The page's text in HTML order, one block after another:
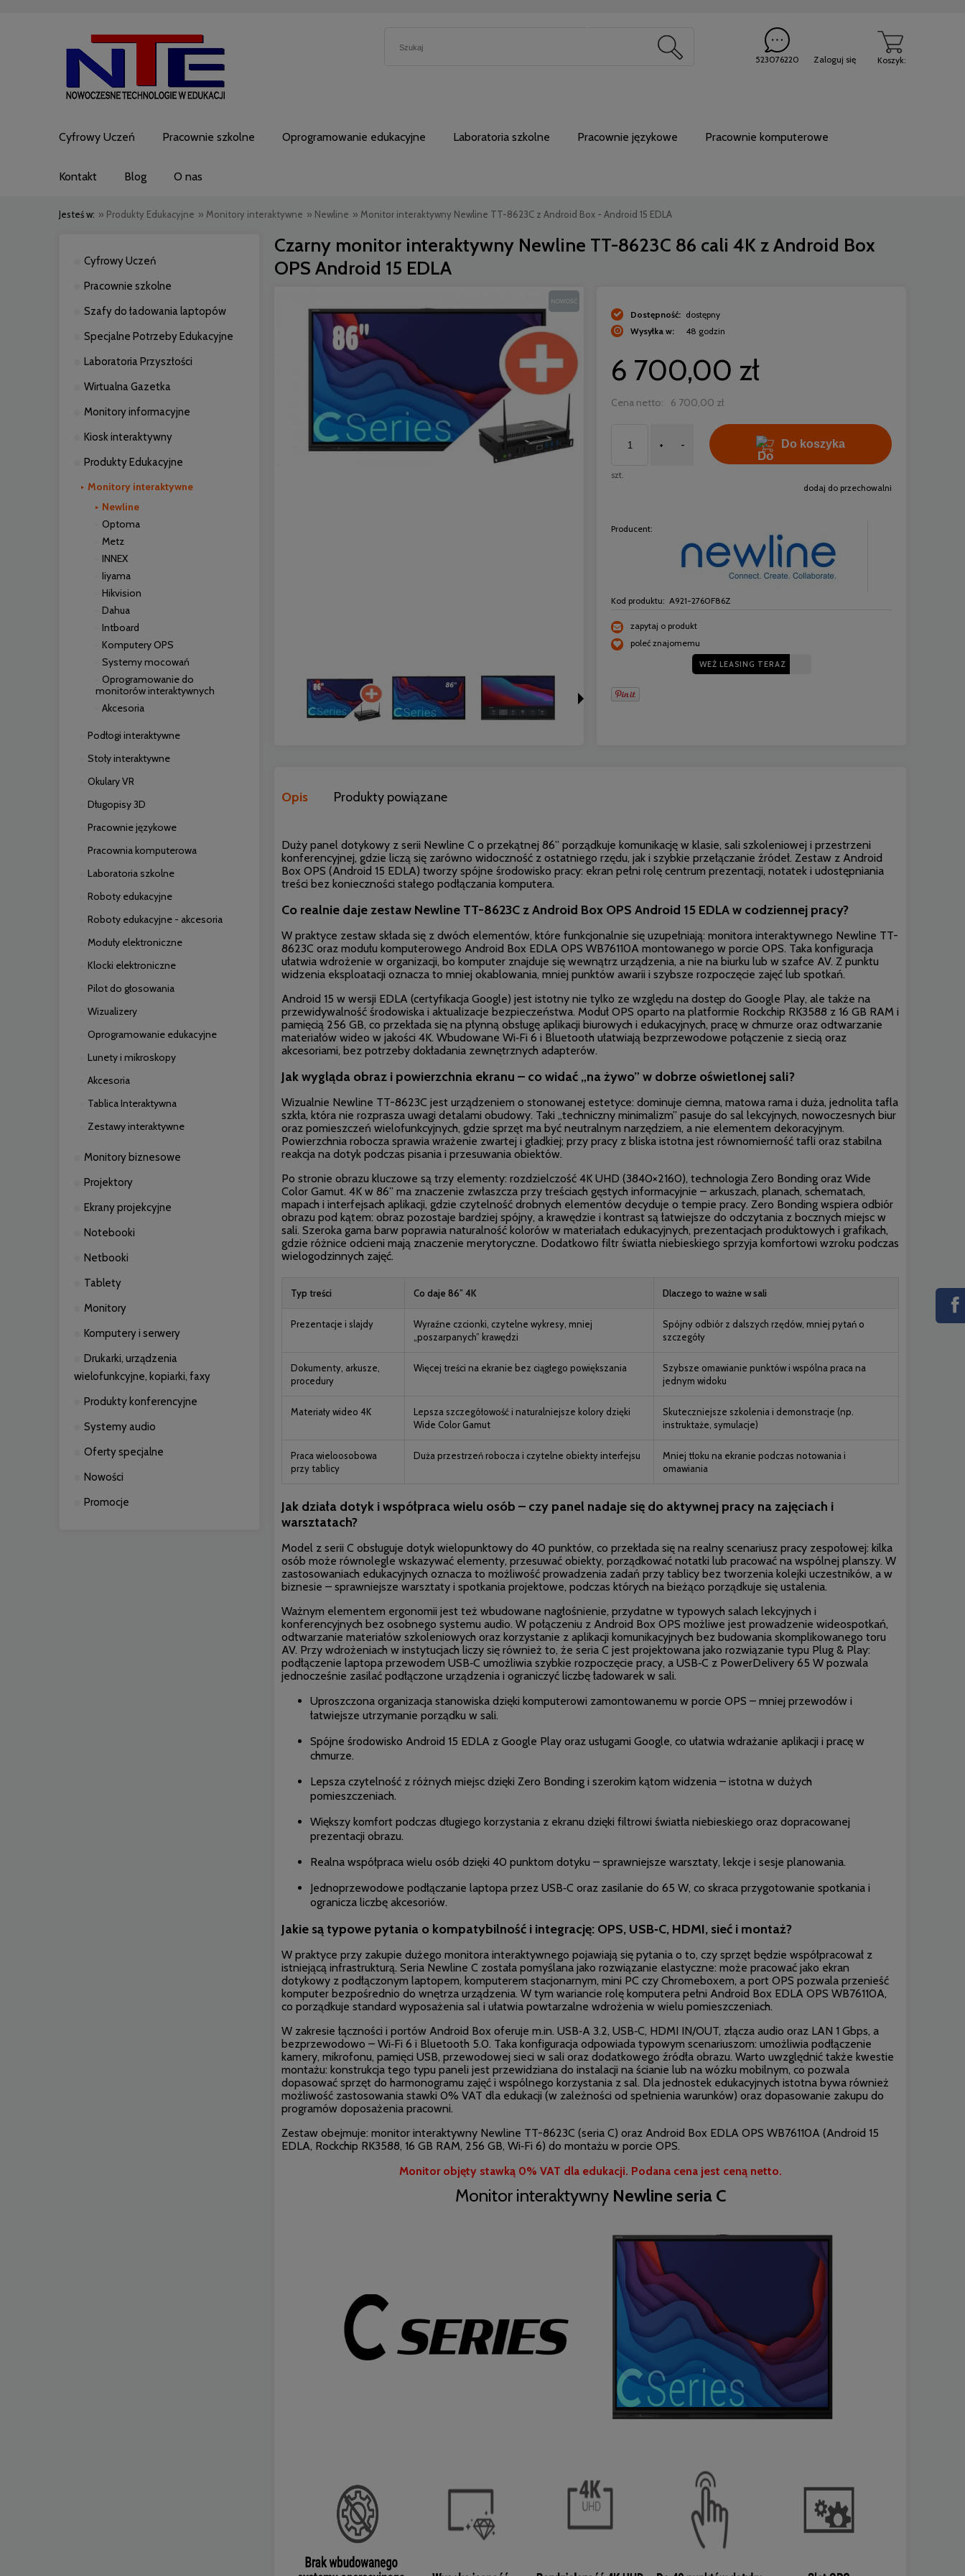
Koszyk:
523076220 Zaloguj się
Cyfrowy Uczeń Pracownie szkolne Oprogramowanie edukacyjne Laboratoria szkolne Pracownie językowe Pracownie komputerowe
Kontakt Blog O nas
Jesteś w: » Produkty Edukacyjne » Monitory interaktywne » Newline » Monitor interaktywny Newline TT-8623C z Android Box - Android 15 EDLA
Cyfrowy Uczeń
Pracownie szkolne
Szafy do ładowania laptopów
Specjalne Potrzeby Edukacyjne
Laboratoria Przyszłości
Wirtualna Gazetka
Monitory informacyjne
Kiosk interaktywny
Produkty Edukacyjne
Monitory interaktywne
Newline
Optoma
Metz
INNEX
Iiyama
Hikvision
Dahua
Intboard
Komputery OPS
Systemy mocowań
Oprogramowanie do
monitorów interaktywnych
Akcesoria
Podłogi interaktywne
Stoły interaktywne
Okulary VR
Długopisy 3D
Pracownie językowe
Pracownia komputerowa
Laboratoria szkolne
Roboty edukacyjne
Roboty edukacyjne - akcesoria
Moduły elektroniczne
Klocki elektroniczne
Pilot do głosowania
Wizualizery
Oprogramowanie edukacyjne
Lunety i mikroskopy
Akcesoria
Tablica Interaktywna
Zestawy interaktywne
Monitory biznesowe
Projektory
Ekrany projekcyjne
Notebooki
Netbooki
Tablety
Monitory
Komputery i serwery
Drukarki, urządzenia
wielofunkcyjne, kopiarki, faxy
Produkty konferencyjne
Systemy audio
Oferty specjalne
Nowości
Promocje
Czarny monitor interaktywny Newline TT-8623C 86 cali 4K z Android Box
OPS Android 15 EDLA
NOWOŚĆ
Dostępność: dostępny
Wysyłka w:
48 godzin
6 700,00 zł
Cena netto: 6 700,00 zł
+ -
szt.
Do koszyka
dodaj do przechowalni
Producent:
Kod produktu: A921-2760F86Z
zapytaj o produkt
poleć znajomemu
WEŹ LEASING TERAZ
Opis Produkty powiązane
Duży panel dotykowy z serii Newline C o przekątnej 86” porządkuje komunikację w klasie, sali szkoleniowej i przestrzeni
konferencyjnej, gdzie liczą się zarówno widoczność z ostatniego rzędu, jak i szybkie przełączanie źródeł. Zestaw z Android
Box OPS (Android 15 EDLA) tworzy spójne środowisko pracy: ekran pełni rolę centrum prezentacji, notatek i udostępniania
treści bez konieczności stałego podłączania komputera.
Co realnie daje zestaw Newline TT-8623C z Android Box OPS Android 15 EDLA w codziennej pracy?
W praktyce zestaw składa się z dwóch elementów, które funkcjonalnie się uzupełniają: monitora interaktywnego Newline TT-
8623C oraz modułu komputerowego Android Box EDLA OPS WB76110A montowanego w porcie OPS. Taka konfiguracja
ułatwia wdrożenie w organizacji, bo komputer znajduje się wewnątrz urządzenia, a nie na biurku lub w szafce AV. Z punktu
widzenia eksploatacji oznacza to mniej okablowania, mniej punktów awarii i szybsze rozpoczęcie zajęć lub spotkań.
Android 15 w wersji EDLA (certyfikacja Google) jest istotny nie tylko ze względu na dostęp do Google Play, ale także na
przewidywalność środowiska i aktualizacje bezpieczeństwa. Moduł OPS oparto na platformie Rockchip RK3588 z 16 GB RAM i
pamięcią 256 GB, co przekłada się na płynną obsługę aplikacji biurowych i edukacyjnych, pracę w chmurze oraz odtwarzanie
materiałów wideo w jakości 4K. Wbudowane Wi‑Fi 6 i Bluetooth ułatwiają bezprzewodowe połączenie z siecią oraz
akcesoriami, bez potrzeby dokładania zewnętrznych adapterów.
Jak wygląda obraz i powierzchnia ekranu – co widać „na żywo” w dobrze oświetlonej sali?
Wizualnie Newline TT-8623C jest urządzeniem o stonowanej estetyce: dominuje ciemna, matowa rama i duża, jednolita tafla
szkła, która nie rozprasza uwagi detalami obudowy. Taki „techniczny minimalizm” pasuje do sal lekcyjnych, nowoczesnych biur
oraz pomieszczeń wielofunkcyjnych, gdzie sprzęt ma być neutralnym narzędziem, a nie elementem dekoracyjnym.
Powierzchnia robocza sprawia wrażenie zwartej i gładkiej; przy pracy z bliska istotna jest równomierność tafli oraz stabilna
reakcja na dotyk podczas pisania i przesuwania obiektów.
Po stronie obrazu kluczowe są trzy elementy: rozdzielczość 4K UHD (3840×2160), technologia Zero Bonding oraz Wide
Color Gamut. 4K w 86” ma znaczenie zwłaszcza przy treściach gęstych informacyjnie – arkuszach, planach, schematach,
mapach i interfejsach aplikacji, gdzie czytelność drobnych elementów decyduje o tempie pracy. Zero Bonding wspiera odbiór
obrazu pod kątem: obraz pozostaje bardziej spójny, a krawędzie i kontrast są łatwiejsze do odczytania z bocznych miejsc w
sali. Szeroka gama barw poprawia naturalność kolorów w materiałach edukacyjnych, prezentacjach produktowych i grafikach,
gdzie różnice odcieni mają znaczenie merytoryczne. Dodatkowo filtr światła niebieskiego sprzyja komfortowi wzroku podczas
wielogodzinnych zajęć.
Typ treści Co daje 86” 4K Dlaczego to ważne w sali
Prezentacje i slajdy
Wyraźne czcionki, czytelne wykresy, mniej
„poszarpanych” krawędzi
Spójny odbiór z dalszych rzędów, mniej pytań o
szczegóły
Dokumenty, arkusze,
procedury
Więcej treści na ekranie bez ciągłego powiększania
Szybsze omawianie punktów i wspólna praca na
jednym widoku
Materiały wideo 4K
Lepsza szczegółowość i naturalniejsze kolory dzięki
Wide Color Gamut
Skuteczniejsze szkolenia i demonstracje (np.
instruktaże, symulacje)
Praca wieloosobowa
przy tablicy
Duża przestrzeń robocza i czytelne obiekty interfejsu
Mniej tłoku na ekranie podczas notowania i
omawiania
Jak działa dotyk i współpraca wielu osób – czy panel nadaje się do aktywnej pracy na zajęciach i
warsztatach?
Model z serii C obsługuje dotyk wielopunktowy do 40 punktów, co przekłada się na realny scenariusz pracy zespołowej: kilka
osób może równolegle wskazywać elementy, przesuwać obiekty, porządkować notatki lub pracować na wspólnej planszy. W
zastosowaniach edukacyjnych oznacza to możliwość prowadzenia zadań przy tablicy bez tworzenia kolejki uczestników, a w
biznesie – sprawniejsze warsztaty i spotkania projektowe, podczas których na bieżąco porządkuje się ustalenia.
Ważnym elementem ergonomii jest też wbudowane nagłośnienie, przydatne w typowych salach lekcyjnych i
konferencyjnych bez osobnego systemu audio. W połączeniu z Android Box OPS możliwe jest prowadzenie wideospotkań,
odtwarzanie materiałów szkoleniowych oraz korzystanie z aplikacji komunikacyjnych bez budowania skomplikowanego toru
AV. Przy wdrożeniach w instytucjach liczy się również to, że seria C jest projektowana jako rozwiązanie typu Plug & Play:
podłączenie laptopa przewodem USB‑C umożliwia szybkie rozpoczęcie pracy, a USB‑C z PowerDelivery 65 W pozwala
jednocześnie zasilać podłączone urządzenia i ograniczyć liczbę ładowarek w sali.
Uproszczona organizacja stanowiska dzięki komputerowi zamontowanemu w porcie OPS – mniej przewodów i
łatwiejsze utrzymanie porządku w sali.
Spójne środowisko Android 15 EDLA z Google Play oraz usługami Google, co ułatwia wdrażanie aplikacji i pracę w
chmurze.
Lepsza czytelność z różnych miejsc dzięki Zero Bonding i szerokim kątom widzenia – istotna w dużych
pomieszczeniach.
Większy komfort podczas długiego korzystania z ekranu dzięki filtrowi światła niebieskiego oraz dopracowanej
prezentacji obrazu.
Realna współpraca wielu osób dzięki 40 punktom dotyku – sprawniejsze warsztaty, lekcje i sesje planowania.
Jednoprzewodowe podłączanie laptopa przez USB‑C oraz zasilanie do 65 W, co skraca przygotowanie spotkania i
ogranicza liczbę akcesoriów.
Jakie są typowe pytania o kompatybilność i integrację: OPS, USB‑C, HDMI, sieć i montaż?
W praktyce przy zakupie dużego monitora interaktywnego pojawiają się pytania o to, czy sprzęt będzie współpracował z
istniejącą infrastrukturą. Seria Newline C została pomyślana jako rozwiązanie elastyczne: może pracować jako ekran
dotykowy z podłączonym laptopem, komputerem stacjonarnym, mini PC czy Chromeboxem, a port OPS pozwala przenieść
komputer bezpośrednio do wnętrza urządzenia. W tym wariancie rolę komputera pełni Android Box EDLA OPS WB76110A,
co porządkuje standard wyposażenia sal i ułatwia powtarzalne wdrożenia w wielu pomieszczeniach.
W zakresie łączności i portów Android Box oferuje m.in. USB‑A 3.2, USB‑C, HDMI IN/OUT, złącza audio oraz LAN 1 Gbps, a
bezprzewodowo – Wi‑Fi 6 i Bluetooth 5.0. Taka konfiguracja odpowiada typowym scenariuszom: umożliwia podłączenie
kamery, mikrofonu, pamięci USB, przewodowej sieci w sali oraz dodatkowego źródła obrazu. Warto uwzględnić także kwestie
montażu: konstrukcja tego typu paneli jest przewidziana do instalacji na ścianie lub na wózku mobilnym, co pozwala
dopasować sprzęt do harmonogramu zajęć i wspólnego korzystania z sal. Dla jednostek edukacyjnych istotna bywa również
możliwość zastosowania stawki 0% VAT dla edukacji (w zależności od spełnienia warunków) oraz dopasowanie zakupu do
programów doposażenia pracowni.
Zestaw obejmuje: monitor interaktywny Newline TT-8623C (seria C) oraz Android Box EDLA OPS WB76110A (Android 15
EDLA, Rockchip RK3588, 16 GB RAM, 256 GB, Wi‑Fi 6) do montażu w porcie OPS.
Monitor objęty stawką 0% VAT dla edukacji. Podana cena jest ceną netto.
Monitor interaktywny Newline seria C